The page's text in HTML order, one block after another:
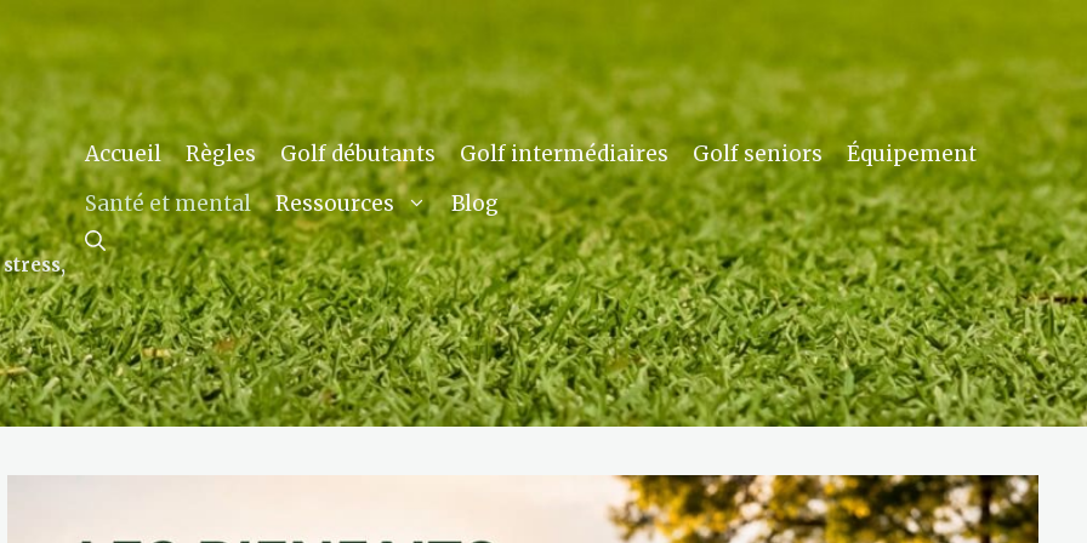
Accueil Règles Golf débutants Golf intermédiaires Golf seniors
Équipement
Santé et mental
Ressources Blog